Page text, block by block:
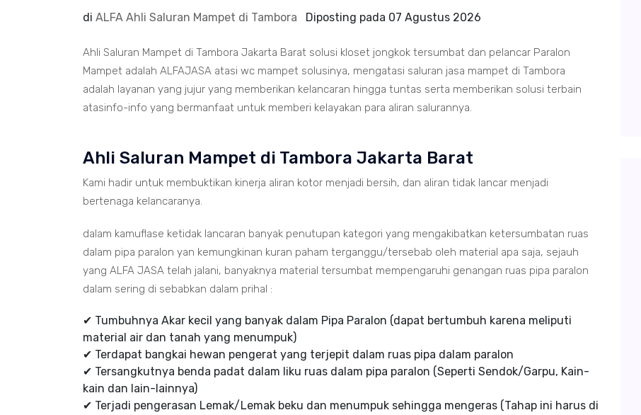
di ALFA Ahli Saluran Mampet di Tambora Diposting pada 07 Agustus 2026
Ahli Saluran Mampet di Tambora Jakarta Barat solusi kloset jongkok tersumbat dan pelancar Paralon
Mampet adalah ALFAJASA atasi wc mampet solusinya, mengatasi saluran jasa mampet di Tambora
adalah layanan yang jujur yang memberikan kelancaran hingga tuntas serta memberikan solusi terbain
atasinfo-info yang bermanfaat untuk memberi kelayakan para aliran salurannya.
Ahli Saluran Mampet di Tambora Jakarta Barat
Kami hadir untuk membuktikan kinerja aliran kotor menjadi bersih, dan aliran tidak lancar menjadi
bertenaga kelancaranya.
dalam kamuflase ketidak lancaran banyak penutupan kategori yang mengakibatkan ketersumbatan ruas
dalam pipa paralon yan kemungkinan kuran paham terganggu/tersebab oleh material apa saja, sejauh
yang ALFA JASA telah jalani, banyaknya material tersumbat mempengaruhi genangan ruas pipa paralon
dalam sering di sebabkan dalam prihal :
✔ Tumbuhnya Akar kecil yang banyak dalam Pipa Paralon (dapat bertumbuh karena meliputi
material air dan tanah yang menumpuk)
✔ Terdapat bangkai hewan pengerat yang terjepit dalam ruas pipa dalam paralon
✔ Tersangkutnya benda padat dalam liku ruas dalam pipa paralon (Seperti Sendok/Garpu, Kain-
kain dan lain-lainnya)
✔ Terjadi pengerasan Lemak/Lemak beku dan menumpuk sehingga mengeras (Tahap ini harus di